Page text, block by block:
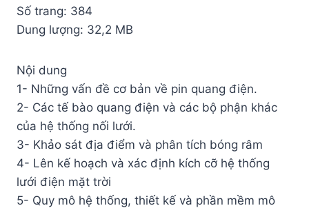
Số trang: 384
Dung lượng: 32,2 MB
Nội dung
1- Những vấn đề cơ bản về pin quang điện.
2- Các tế bào quang điện và các bộ phận khác
của hệ thống nối lưới.
3- Khảo sát địa điểm và phân tích bóng râm
4- Lên kế hoạch và xác định kích cỡ hệ thống
lưới điện mặt trời
5- Quy mô hệ thống, thiết kế và phần mềm mô